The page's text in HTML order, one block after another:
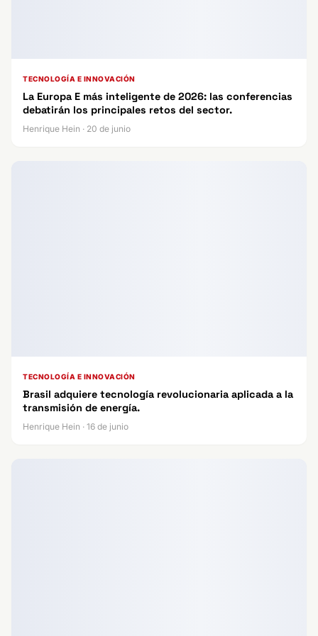
TECNOLOGÍA E INNOVACIÓN
La Europa E más inteligente de 2026: las conferencias
debatirán los principales retos del sector.
Henrique Hein · 20 de junio
TECNOLOGÍA E INNOVACIÓN
Brasil adquiere tecnología revolucionaria aplicada a la
transmisión de energía.
Henrique Hein · 16 de junio